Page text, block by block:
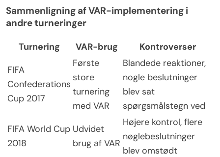
Sammenligning af VAR-implementering i
andre turneringer
Turnering VAR-brug
Kontroverser
FIFA
Confederations
Cup 2017
Første
store
turnering
med VAR
Blandede reaktioner,
nogle beslutninger
blev sat
spørgsmålstegn ved
FIFA World Cup
2018
Udvidet
brug af VAR
Højere kontrol, flere
nøglebeslutninger
blev omstødt